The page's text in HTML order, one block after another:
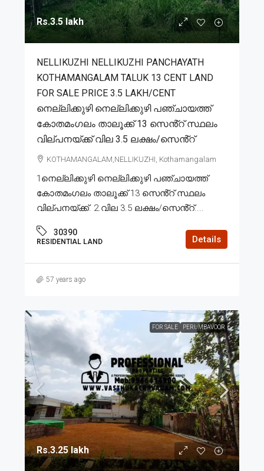
Rs.3.5 lakh
NELLIKUZHI NELLIKUZHI PANCHAYATH
KOTHAMANGALAM TALUK 13 CENT LAND
FOR SALE PRICE 3.5 LAKH/CENT
നെല്ലിക്കുഴി നെല്ലിക്കുഴി പഞ്ചായത്ത്
കോതമംഗലം താലൂക്ക് 13 സെൻ്റ് സ്ഥലം
വില്പനയ്ക്ക് വില 3.5 ലക്ഷം/സെൻ്റ്
KOTHAMANGALAM,NELLIKUZHI, Kothamangalam
1നെല്ലിക്കുഴി നെല്ലിക്കുഴി പഞ്ചായത്ത്
കോതമംഗലം താലൂക്ക് 13 സെൻ്റ് സ്ഥലം
വില്പനയ്ക്ക്. 2.വില 3.5 ലക്ഷം/സെൻ്റ്....
30390
RESIDENTIAL LAND Details
57 years ago
FOR SALE PERUMBAVOOR
Rs.3.25 lakh